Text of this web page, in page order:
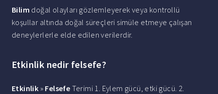
Bilim doğal olayları gözlemleyerek veya kontrollü
koşullar altında doğal süreçleri simüle etmeye çalışan
deneylerlerle elde edilen verilerdir.
Etkinlik nedir felsefe?
Etkinlik » Felsefe Terimi 1. Eylem gücü, etki gücü. 2.